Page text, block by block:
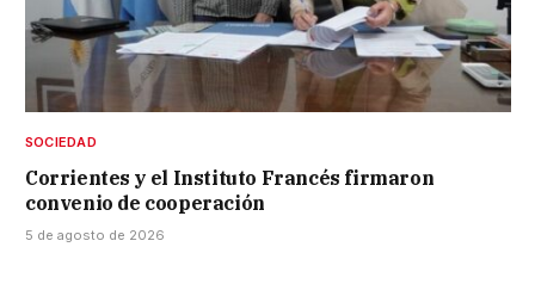
SOCIEDAD
Corrientes y el Instituto Francés firmaron
convenio de cooperación
5 de agosto de 2026